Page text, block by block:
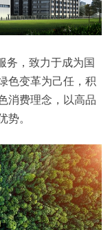
务，致力于成为国
色变革为己任，积
消费理念，以高品
。